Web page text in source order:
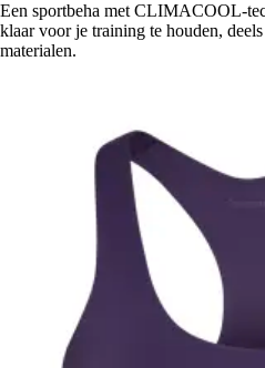
Een sportbeha met CLIMACOOL-
klaar voor je training te houden,
materialen.